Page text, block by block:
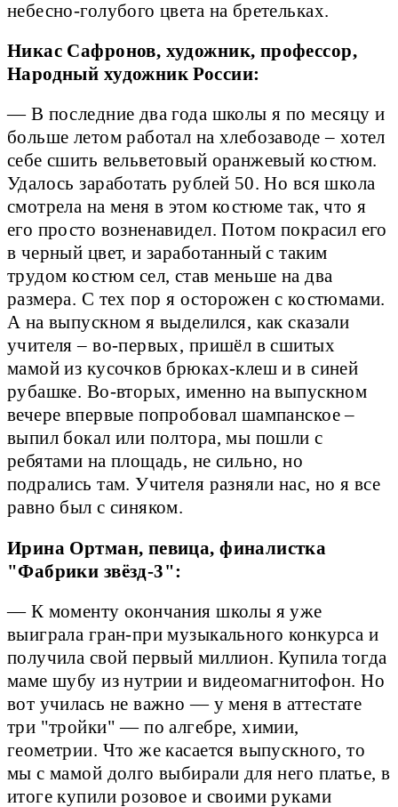
небесно-голубого цвета на бретельках.
Никас Сафронов, художник, профессор,
Народный художник России:
— В последние два года школы я по месяцу и
больше летом работал на хлебозаводе – хотел
себе сшить вельветовый оранжевый костюм.
Удалось заработать рублей 50. Но вся школа
смотрела на меня в этом костюме так, что я
его просто возненавидел. Потом покрасил его
в черный цвет, и заработанный с таким
трудом костюм сел, став меньше на два
размера. С тех пор я осторожен с костюмами.
А на выпускном я выделился, как сказали
учителя – во-первых, пришёл в сшитых
мамой из кусочков брюках-клеш и в синей
рубашке. Во-вторых, именно на выпускном
вечере впервые попробовал шампанское –
выпил бокал или полтора, мы пошли с
ребятами на площадь, не сильно, но
подрались там. Учителя разняли нас, но я все
равно был с синяком.
Ирина Ортман, певица, финалистка
"Фабрики звёзд-3":
— К моменту окончания школы я уже
выиграла гран-при музыкального конкурса и
получила свой первый миллион. Купила тогда
маме шубу из нутрии и видеомагнитофон. Но
вот училась не важно — у меня в аттестате
три "тройки" — по алгебре, химии,
геометрии. Что же касается выпускного, то
мы с мамой долго выбирали для него платье, в
итоге купили розовое и своими руками